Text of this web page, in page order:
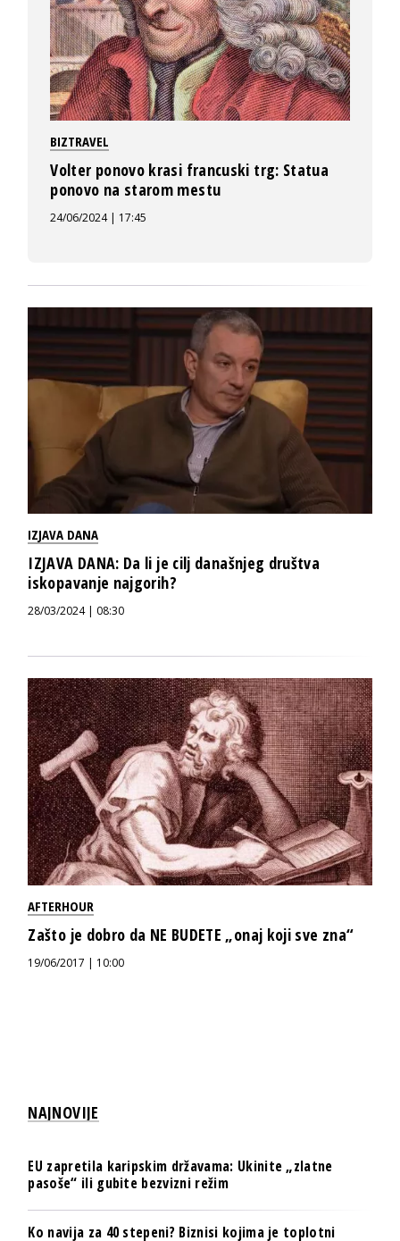
BIZTRAVEL
Volter ponovo krasi francuski trg: Statua
ponovo na starom mestu
24/06/2024 | 17:45
IZJAVA DANA
IZJAVA DANA: Da li je cilj današnjeg društva
iskopavanje najgorih?
28/03/2024 | 08:30
AFTERHOUR
Zašto je dobro da NE BUDETE „onaj koji sve zna“
19/06/2017 | 10:00
NAJNOVIJE
EU zapretila karipskim državama: Ukinite „zlatne
pasoše“ ili gubite bezvizni režim
Ko navija za 40 stepeni? Biznisi kojima je toplotni